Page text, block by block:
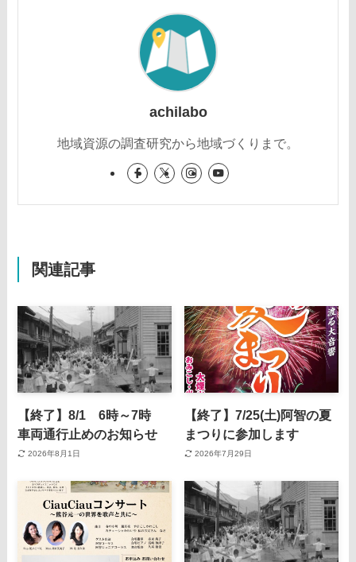
achilabo
地域資源の調査研究から地域づくりまで。
関連記事
【終了】8/1 6時～7時
車両通行止めのお知らせ
2026年8月1日
【終了】7/25(土)阿智の夏
まつりに参加します
2026年7月29日